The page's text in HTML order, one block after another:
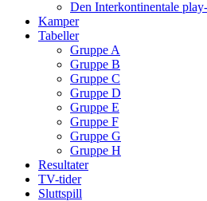
Den Interkontinentale
Kamper
Tabeller
Gruppe A
Gruppe B
Gruppe C
Gruppe D
Gruppe E
Gruppe F
Gruppe G
Gruppe H
Resultater
TV-tider
Sluttspill